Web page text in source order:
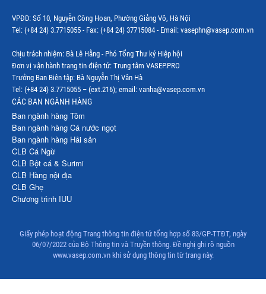
Thị trường Mỹ
Thị trường Nga
Thị trường Hàn Quốc
Thị trường Nhật Bản
Thị trường Thái Lan
Thị trường Trung Quốc
Thị trường Philippines
Thị trường Tây Ban Nha
Thị trường thủy sản khác
VPĐD: Số 10, Nguyễn Công Hoan, Phường Giảng Võ, Hà Nội
Tel: (+84 24) 3.7715055 - Fax: (+84 24) 37715084 - Email: vasephn@vasep.com.vn
Chịu trách nhiệm: Bà Lê Hằng - Phó Tổng Thư ký Hiệp hội
Đơn vị vận hành trang tin điện tử: Trung tâm VASEP.PRO
Trưởng Ban Biên tập: Bà Nguyễn Thị Vân Hà
Tel: (+84 24) 3.7715055 – (ext.216); email: vanha@vasep.com.vn
CÁC BAN NGÀNH HÀNG
Ban ngành hàng Tôm
Ban ngành hàng Cá nước ngọt
Ban ngành hàng Hải sản
CLB Cá Ngừ
CLB Bột cá & Surimi
CLB Hàng nội địa
CLB Ghẹ
Chương trình IUU
Giấy phép hoạt động Trang thông tin điện tử tổng hợp số 83/GP-TTĐT, ngày
06/07/2022 của Bộ Thông tin và Truyền thông. Đề nghị ghi rõ nguồn
www.vasep.com.vn khi sử dụng thông tin từ trang này.